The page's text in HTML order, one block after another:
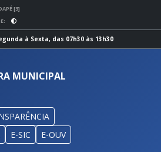
[3]
à Sexta, das 07h30 às 13h30
MUNICIPAL
E-SIC E-OUV